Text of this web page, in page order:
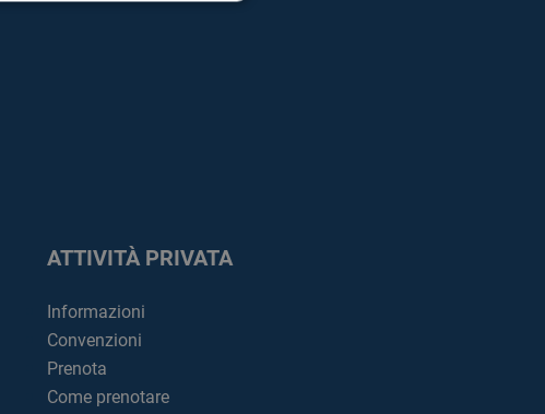
ATTIVITÀ PRIVATA
Informazioni
Convenzioni
Prenota
Come prenotare